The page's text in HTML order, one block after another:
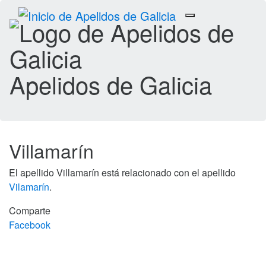
Toggle
navigation
Apelidos de Galicia
Villamarín
El apellido Villamarín está relacionado con el apellido
Vilamarín.
Comparte
Facebook